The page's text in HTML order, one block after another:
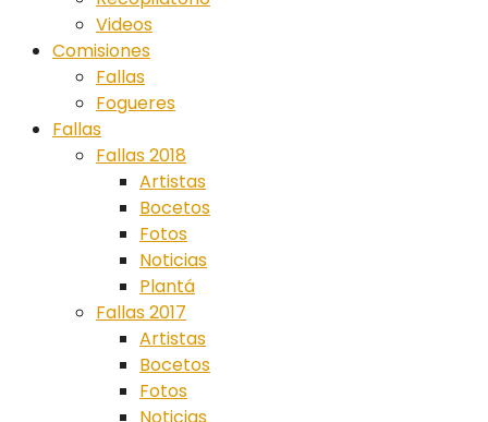
Videos
Comisiones
Fallas
Fogueres
Fallas
Fallas 2018
Artistas
Bocetos
Fotos
Noticias
Plantá
Fallas 2017
Artistas
Bocetos
Fotos